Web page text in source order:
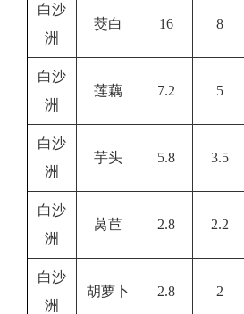
白沙
洲
茭白 16 8
白沙
洲
莲藕 7.2 5
白沙
洲
芋头 5.8 3.5
白沙
洲
莴苣 2.8 2.2
白沙
洲
胡萝卜 2.8 2